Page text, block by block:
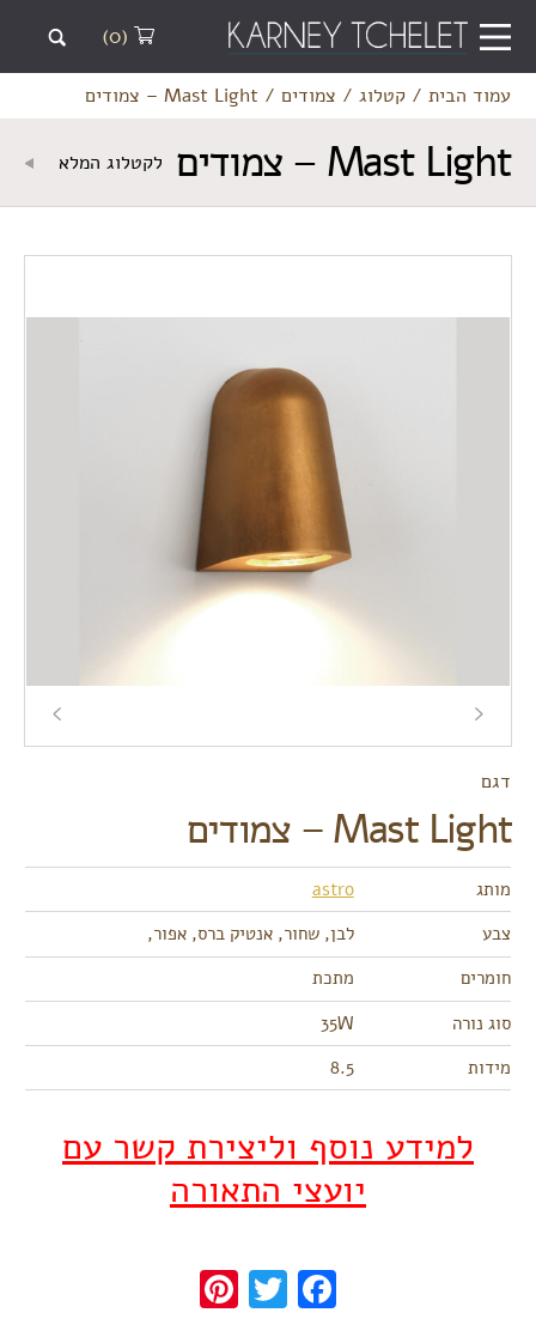
(0)
עמוד הבית/ קטלוג/ צמודים/ Mast Light – צמודים
Mast Light – צמודים לקטלוג המלא
דגם
Mast Light – צמודים
מותג
astro
צבע
לבן, שחור, אנטיק ברס, אפור,
חומרים
מתכת
סוג נורה
35W
מידות
8.5
למידע נוסף וליצירת קשר עם
יועצי התאורה
Facebook
Twitter
Pinterest